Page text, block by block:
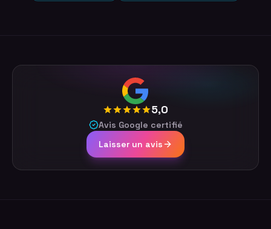
5,0
Avis Google certifié
Laisser un avis